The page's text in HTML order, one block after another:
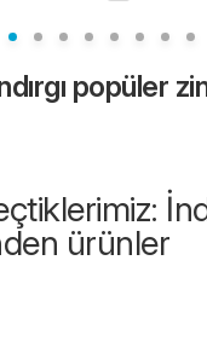
popüler
ürünler